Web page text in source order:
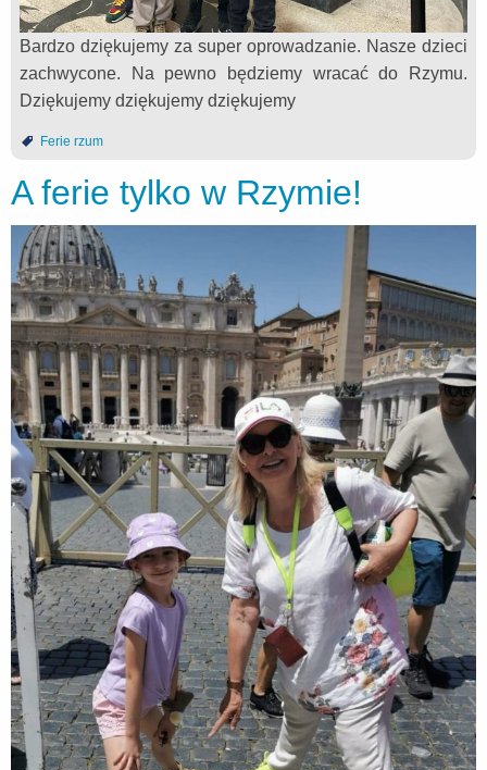
Bardzo dziękujemy za super oprowadzanie. Nasze dzieci
zachwycone. Na pewno będziemy wracać do Rzymu.
Dziękujemy dziękujemy dziękujemy
Ferie rzum
A ferie tylko w Rzymie!